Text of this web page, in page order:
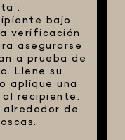
:
bajo
verificación
asegurarse
a prueba de
Llene su
aplique una
al recipiente.
de